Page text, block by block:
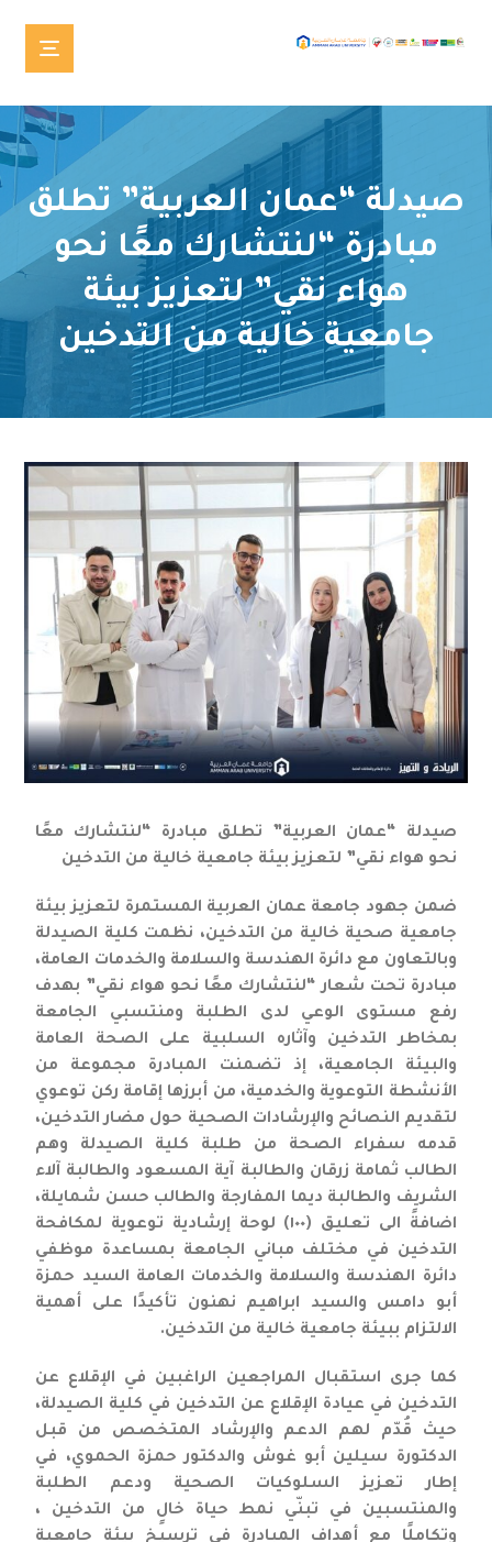
صيدلة “عمان العربية” تطلق
مبادرة “لنتشارك معًا نحو
هواء نقي” لتعزيز بيئة
جامعية خالية من التدخين
صيدلة “عمان العربية” تطلق مبادرة “لنتشارك معًا
نحو هواء نقي” لتعزيز بيئة جامعية خالية من التدخين
ضمن جهود جامعة عمان العربية المستمرة لتعزيز بيئة
جامعية صحية خالية من التدخين، نظمت كلية الصيدلة
وبالتعاون مع دائرة الهندسة والسلامة والخدمات العامة،
مبادرة تحت شعار “لنتشارك معًا نحو هواء نقي” بهدف
رفع مستوى الوعي لدى الطلبة ومنتسبي الجامعة
بمخاطر التدخين وآثاره السلبية على الصحة العامة
والبيئة الجامعية، إذ تضمنت المبادرة مجموعة من
الأنشطة التوعوية والخدمية، من أبرزها إقامة ركن توعوي
لتقديم النصائح والإرشادات الصحية حول مضار التدخين،
قدمه سفراء الصحة من طلبة كلية الصيدلة وهم
الطالب ثمامة زرقان والطالبة آية المسعود والطالبة آلاء
الشريف والطالبة ديما المفارجة والطالب حسن شمايلة،
اضافةً الى تعليق (١٠٠) لوحة إرشادية توعوية لمكافحة
التدخين في مختلف مباني الجامعة بمساعدة موظفي
دائرة الهندسة والسلامة والخدمات العامة السيد حمزة
أبو دامس والسيد ابراهيم نهنون تأكيدًا على أهمية
الالتزام ببيئة جامعية خالية من التدخين.
كما جرى استقبال المراجعين الراغبين في الإقلاع عن
التدخين في عيادة الإقلاع عن التدخين في كلية الصيدلة،
حيث قُدّم لهم الدعم والإرشاد المتخصص من قبل
الدكتورة سيلين أبو غوش والدكتور حمزة الحموي، في
إطار تعزيز السلوكيات الصحية ودعم الطلبة
والمنتسبين في تبنّي نمط حياة خالٍ من التدخين ،
وتكاملًا مع أهداف المبادرة في ترسيخ بيئة جامعية